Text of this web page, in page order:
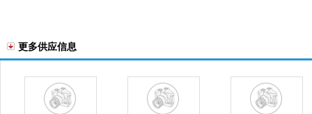
更多供应信息